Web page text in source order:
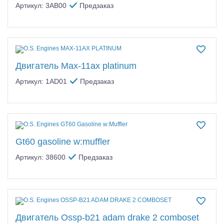
Артикул: 3AB00 Предзаказ
Двигатель Max-11ax platinum
Артикул: 1AD01 Предзаказ
Gt60 gasoline w:muffler
Артикул: 38600 Предзаказ
Двигатель Ossp-b21 adam drake 2 comboset